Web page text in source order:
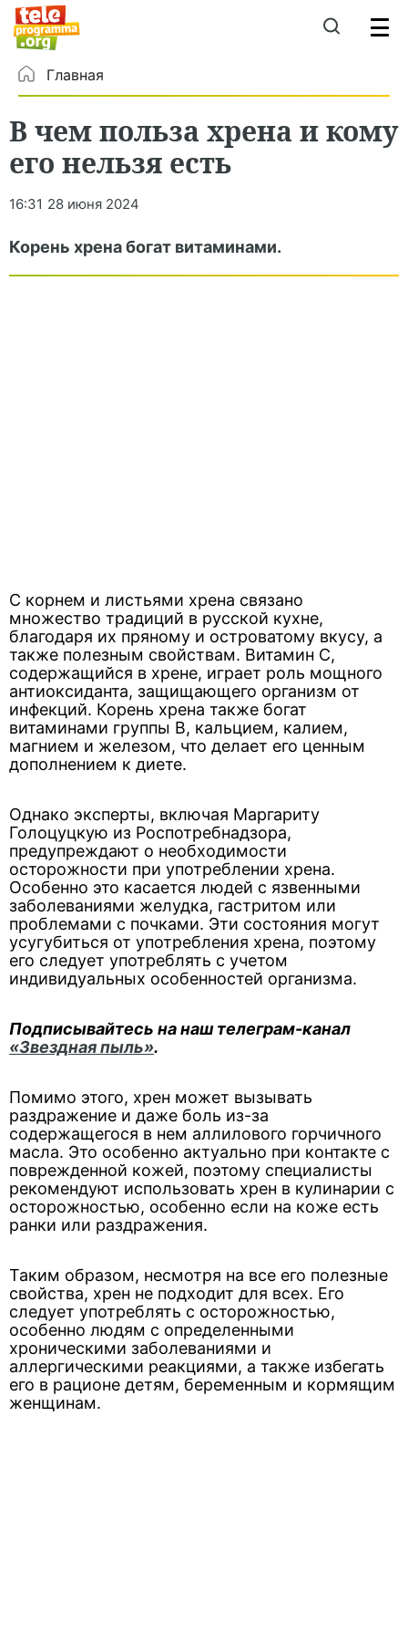
Главная
В чем польза хрена и кому
его нельзя есть
16:31 28 июня 2024
Корень хрена богат витаминами.
С корнем и листьями хрена связано
множество традиций в русской кухне,
благодаря их пряному и островатому вкусу, а
также полезным свойствам. Витамин С,
содержащийся в хрене, играет роль мощного
антиоксиданта, защищающего организм от
инфекций. Корень хрена также богат
витаминами группы В, кальцием, калием,
магнием и железом, что делает его ценным
дополнением к диете.
Однако эксперты, включая Маргариту
Голоцуцкую из Роспотребнадзора,
предупреждают о необходимости
осторожности при употреблении хрена.
Особенно это касается людей с язвенными
заболеваниями желудка, гастритом или
проблемами с почками. Эти состояния могут
усугубиться от употребления хрена, поэтому
его следует употреблять с учетом
индивидуальных особенностей организма.
Подписывайтесь на наш телеграм-канал
«Звездная пыль».
Помимо этого, хрен может вызывать
раздражение и даже боль из-за
содержащегося в нем аллилового горчичного
масла. Это особенно актуально при контакте с
поврежденной кожей, поэтому специалисты
рекомендуют использовать хрен в кулинарии с
осторожностью, особенно если на коже есть
ранки или раздражения.
Таким образом, несмотря на все его полезные
свойства, хрен не подходит для всех. Его
следует употреблять с осторожностью,
особенно людям с определенными
хроническими заболеваниями и
аллергическими реакциями, а также избегать
его в рационе детям, беременным и кормящим
женщинам.